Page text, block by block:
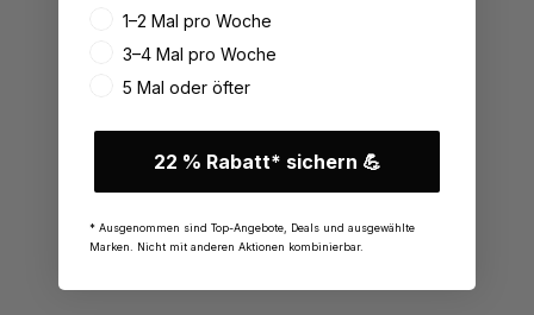
1–2 Mal pro Woche
3–4 Mal pro Woche
5 Mal oder öfter
22 % Rabatt* sichern 💪
* Ausgenommen sind Top-Angebote, Deals und ausgewählte
Marken. Nicht mit anderen Aktionen kombinierbar.